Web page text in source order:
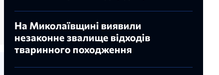
На Миколаївщині виявили
незаконне звалище відходів
тваринного походження